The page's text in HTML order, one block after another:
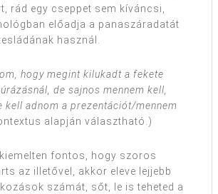
rád egy cseppet sem kíváncsi,
előadja a panaszáradatát
használ.
hogy megint kilukadt a fekete
de sajnos mennem kell,
kell adnom a prezentációt/mennem
alapján választható.)
fontos, hogy szoros
az illetővel, akkor eleve lejjebb
számát, sőt, le is teheted a